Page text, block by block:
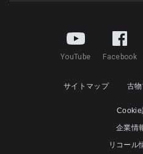
YouTube Facebook
サイトマップ 古
Cookie
企業情
リコール